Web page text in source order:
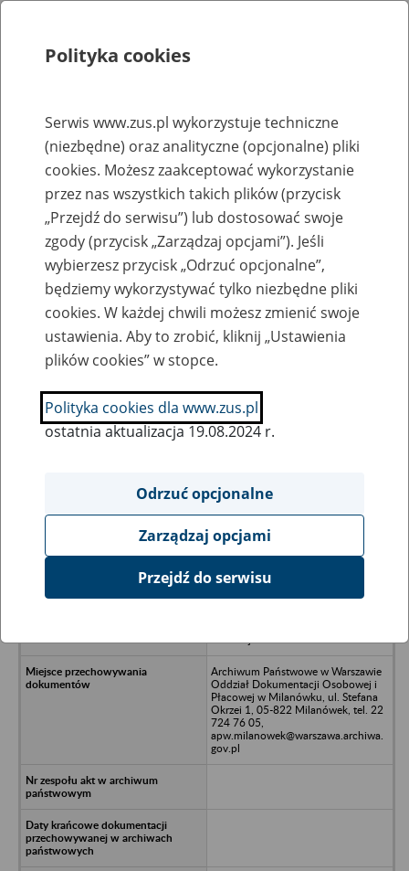
Rejestry, ewidencje i archiwa
Baza zlikwidowanych lub
przekształconych zakładów pracy
Nazwa zakładu pracy:
SZUKAJ
Ukryj wszystkie pozycje bazy
Masa Upadłości Łaskiego
Archiwum Państwowe w Warszawie
Oddział Dokumentacji Osobowej i
Płacowej w Milanówku, ul. Stefana
Okrzei 1, 05-822 Milanówek, tel. 22
724 76 05,
apw.milanowek@warszawa.archiwa.
gov.pl
Polityka cookies
Serwis www.zus.pl wykorzystuje techniczne
(niezbędne) oraz analityczne (opcjonalne) pliki
cookies. Możesz zaakceptować wykorzystanie
przez nas wszystkich takich plików (przycisk
„Przejdź do serwisu”) lub dostosować swoje
zgody (przycisk „Zarządzaj opcjami”). Jeśli
wybierzesz przycisk „Odrzuć opcjonalne”,
będziemy wykorzystywać tylko niezbędne pliki
cookies. W każdej chwili możesz zmienić swoje
ustawienia. Aby to zrobić, kliknij „Ustawienia
plików cookies” w stopce.
Polityka cookies dla www.zus.pl
ostatnia aktualizacja 19.08.2024 r.
Odrzuć opcjonalne
Zarządzaj opcjami
Przejdź do serwisu